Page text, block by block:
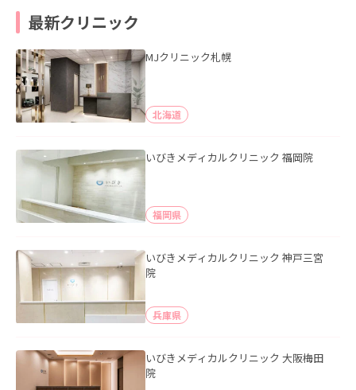
最新クリニック
MJクリニック札幌
北海道
いびきメディカルクリニック 福岡院
福岡県
いびきメディカルクリニック 神戸三宮
院
兵庫県
いびきメディカルクリニック 大阪梅田
院